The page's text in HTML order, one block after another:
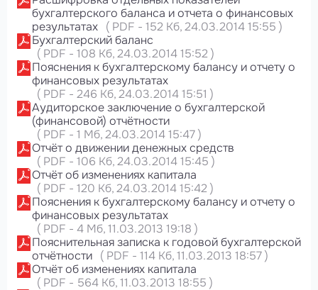
бухгалтерского баланса и отчета о финансовых
результатах ( PDF - 152 Кб, 24.03.2014 15:55 )
Бухгалтерский баланс
( PDF - 108 Кб, 24.03.2014 15:52 )
Пояснения к бухгалтерскому балансу и отчету о
финансовых результатах
( PDF - 246 Кб, 24.03.2014 15:51 )
Аудиторское заключение о бухгалтерской
(финансовой) отчётности
( PDF - 1 Мб, 24.03.2014 15:47)
Отчёт о движении денежных средств
( PDF - 106 Кб, 24.03.2014 15:45 )
Отчёт об изменениях капитала
( PDF - 120 Кб, 24.03.2014 15:42 )
Пояснения к бухгалтерскому балансу и отчету о
финансовых результатах
( PDF - 4 Мб, 11.03.2013 19:18 )
Пояснительная записка к годовой бухгалтерской
отчётности ( PDF - 114 Кб, 11.03.2013 18:57)
Отчёт об изменениях капитала
( PDF - 564 Кб, 11.03.2013 18:55 )